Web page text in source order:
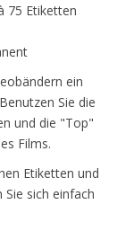
75 Etiketten
ein
Sie die
und die "Top"
Films.
Etiketten und
Sie sich einfach